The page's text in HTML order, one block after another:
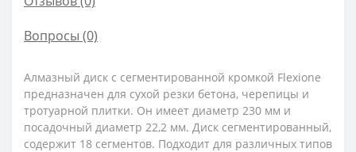
Вопросы (0)
Алмазный диск с сегментированной кромкой Flexione
предназначен для сухой резки бетона, черепицы и
тротуарной плитки. Он имеет диаметр 230 мм и
посадочный диаметр 22,2 мм. Диск сегментированный,
содержит 18 сегментов. Подходит для различных типов